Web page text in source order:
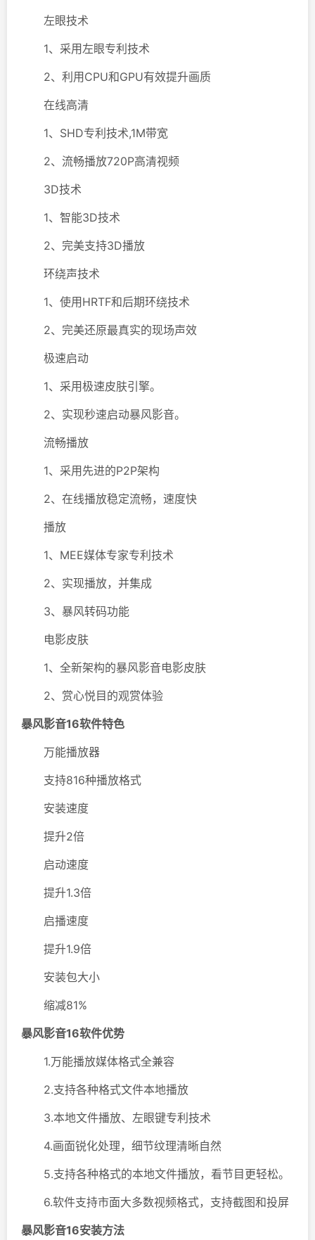
左眼技术
1、采用左眼专利技术
2、利用CPU和GPU有效提升画质
在线高清
1、SHD专利技术,1M带宽
2、流畅播放720P高清视频
3D技术
1、智能3D技术
2、完美支持3D播放
环绕声技术
1、使用HRTF和后期环绕技术
2、完美还原最真实的现场声效
极速启动
1、采用极速皮肤引擎。
2、实现秒速启动暴风影音。
流畅播放
1、采用先进的P2P架构
2、在线播放稳定流畅，速度快
播放
1、MEE媒体专家专利技术
2、实现播放，并集成
3、暴风转码功能
电影皮肤
1、全新架构的暴风影音电影皮肤
2、赏心悦目的观赏体验
暴风影音16软件特色
万能播放器
支持816种播放格式
安装速度
提升2倍
启动速度
提升1.3倍
启播速度
提升1.9倍
安装包大小
缩减81%
暴风影音16软件优势
1.万能播放媒体格式全兼容
2.支持各种格式文件本地播放
3.本地文件播放、左眼键专利技术
4.画面锐化处理，细节纹理清晰自然
5.支持各种格式的本地文件播放，看节目更轻松。
6.软件支持市面大多数视频格式，支持截图和投屏
暴风影音16安装方法